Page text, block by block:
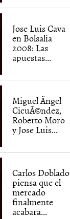
Jose Luis Cava
en Bolsalia
2008: Las
apuestas...
Miguel Ãngel
CicuÃ©ndez,
Roberto Moro
y Jose Luis...
Carlos Doblado
piensa que el
mercado
finalmente
acabara...